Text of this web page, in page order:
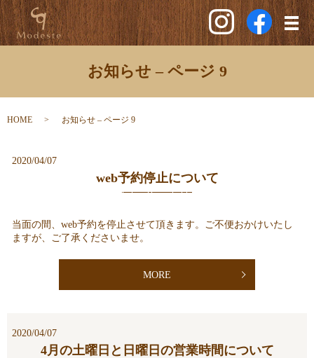
メ
お知らせ – ページ 9
HOME お知らせ – ページ 9
2020/04/07
web予約停止について
当面の間、web予約を停止させて頂きます。ご不便おかけいたし
ますが、ご了承くださいませ。
MORE
2020/04/07
4月の土曜日と日曜日の営業時間について